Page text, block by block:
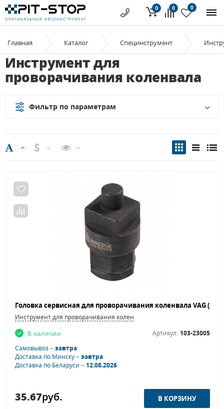
0 0
0
Главная Каталог Специнструмент
Инструмент для
проворачивания коленвала
Фильтр по параметрам
Инструмент для проворачивания коленвала
В наличии
Артикул: 103-23005
Самовывоз –завтра
Доставка по Минску –завтра
Доставка по Беларуси –12.08.2026
35.67руб.